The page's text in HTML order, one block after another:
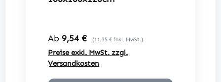
Regulärer Preis:
Ab 9,54 € (11,35 € inkl. MwSt.)
Preise exkl. MwSt. zzgl.
Versandkosten